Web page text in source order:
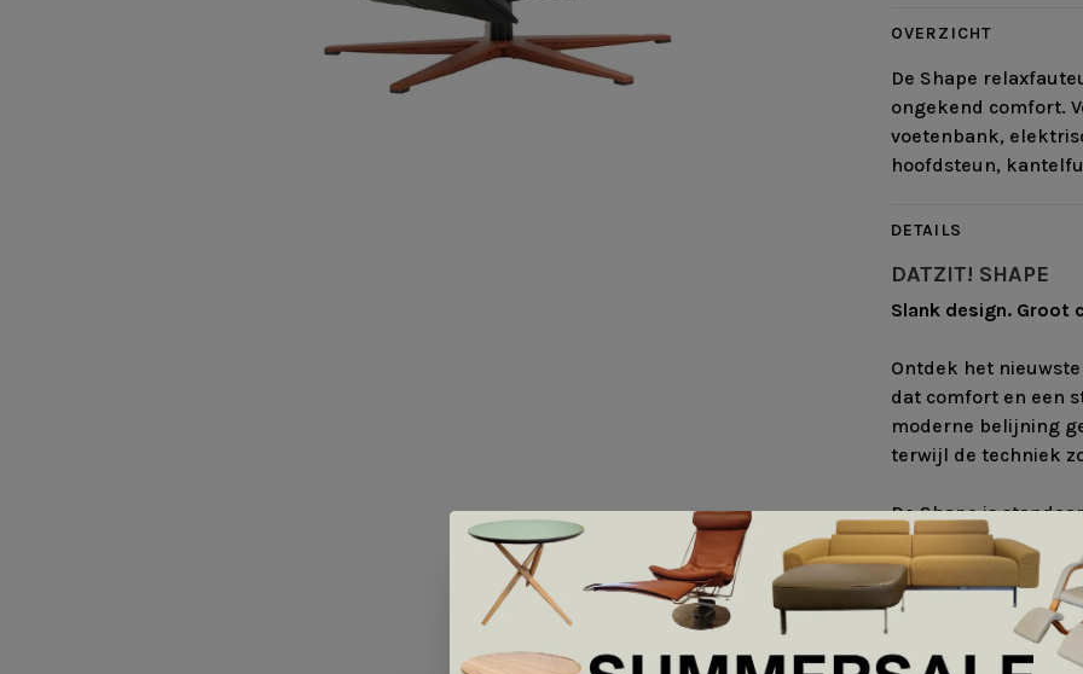
OVERZICHT
De Shape
ongekend comfort.
voetenbank,
hoofdsteun,
DETAILS
DATZIT! SHAPE
Slank design. Groot
Ontdek het
dat comfort en een
moderne belijning
terwijl de techniek
De Shape is
en een
verstelbare
hoogte verstelbaar,
aan jouw lichaam.
verschillende